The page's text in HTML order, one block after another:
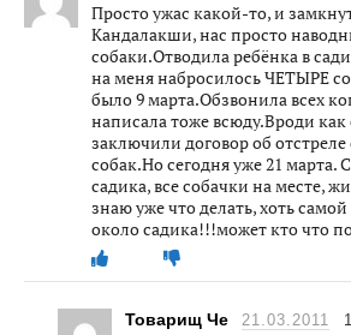
Просто ужас какой-то, и
Кандалакши, нас просто
собаки.Отводила ребёнка в
на меня набросилось ЧЕТЫРЕ
было 9 марта.Обзвонила всех
написала тоже всюду.Вроди как
заключили договор об
собак.Но сегодня уже 21 марта.
садика, все собачки на месте,
знаю уже что делать, хоть
около садика!!!может кто что
Товарищ Че 21.03.2011